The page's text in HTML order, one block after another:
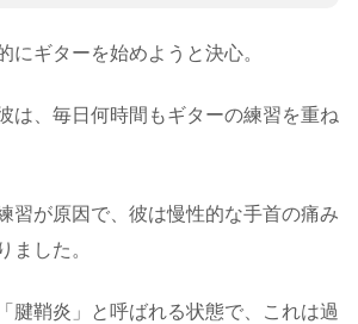
にギターを始めようと決心。
は、毎日何時間もギターの練習を重ね
習が原因で、彼は慢性的な手首の痛み
ました。
腱鞘炎」と呼ばれる状態で、これは過